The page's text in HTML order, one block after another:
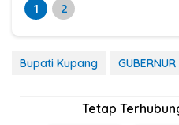
1
2
Bupati Kupang
Tetap